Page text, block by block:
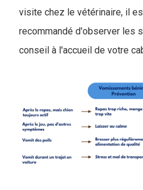
visite chez le vétérinaire, il
recommandé d'observer les
conseil à l'accueil de votre